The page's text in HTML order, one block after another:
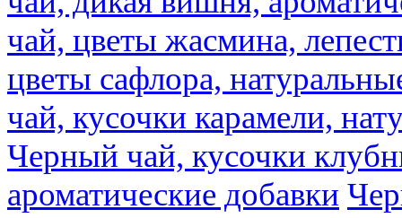
чай, цветы жасмина,
цветы сафлора,
чай, кусочки карамели,
Черный чай, кусочки
ароматические добавки